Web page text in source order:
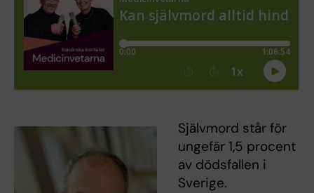
Självmord står för
ungefär 1,5 procent
av dödsfallen i
Sverige.